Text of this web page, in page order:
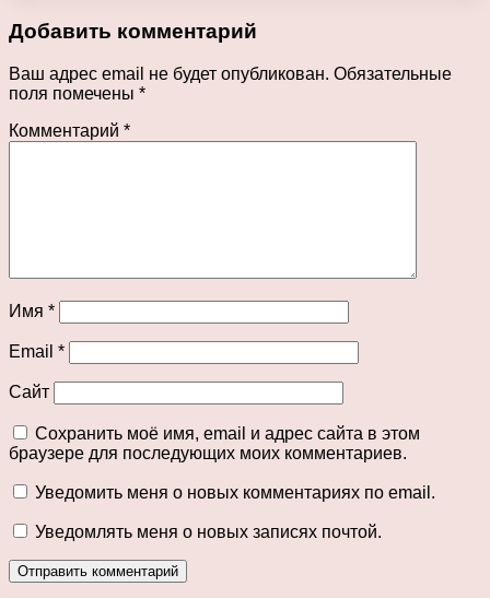
Добавить комментарий
Ваш адрес email не будет опубликован. Обязательные
поля помечены *
Комментарий *
Имя *
Email *
Сайт
Сохранить моё имя, email и адрес сайта в этом
браузере для последующих моих комментариев.
Уведомить меня о новых комментариях по email.
Уведомлять меня о новых записях почтой.